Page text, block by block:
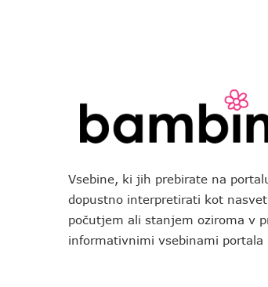
Vsebine, ki jih prebirate na
dopustno interpretirati kot
počutjem ali stanjem oziroma v
informativnimi vsebinami